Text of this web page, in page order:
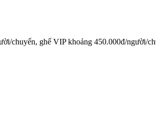
chuyến, ghế VIP khoảng 450.000đ/người/